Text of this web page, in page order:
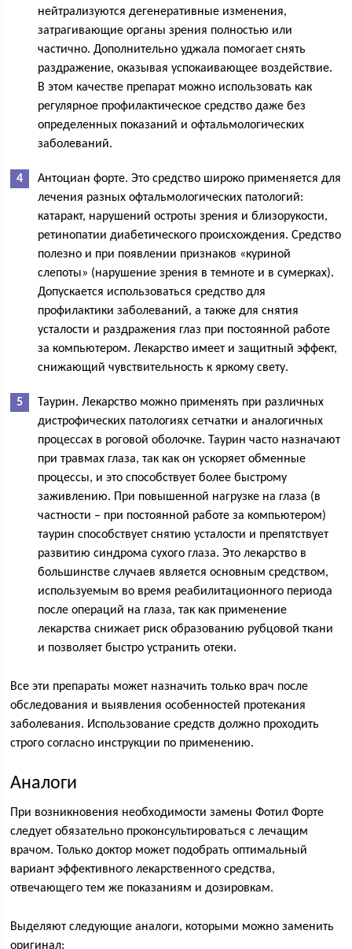
нейтрализуются дегенеративные изменения,
затрагивающие органы зрения полностью или
частично. Дополнительно уджала помогает снять
раздражение, оказывая успокаивающее воздействие.
В этом качестве препарат можно использовать как
регулярное профилактическое средство даже без
определенных показаний и офтальмологических
заболеваний.
Антоциан форте. Это средство широко применяется для
лечения разных офтальмологических патологий:
катаракт, нарушений остроты зрения и близорукости,
ретинопатии диабетического происхождения. Средство
полезно и при появлении признаков «куриной
слепоты» (нарушение зрения в темноте и в сумерках).
Допускается использоваться средство для
профилактики заболеваний, а также для снятия
усталости и раздражения глаз при постоянной работе
за компьютером. Лекарство имеет и защитный эффект,
снижающий чувствительность к яркому свету.
Таурин. Лекарство можно применять при различных
дистрофических патологиях сетчатки и аналогичных
процессах в роговой оболочке. Таурин часто назначают
при травмах глаза, так как он ускоряет обменные
процессы, и это способствует более быстрому
заживлению. При повышенной нагрузке на глаза (в
частности – при постоянной работе за компьютером)
таурин способствует снятию усталости и препятствует
развитию синдрома сухого глаза. Это лекарство в
большинстве случаев является основным средством,
используемым во время реабилитационного периода
после операций на глаза, так как применение
лекарства снижает риск образованию рубцовой ткани
и позволяет быстро устранить отеки.
Все эти препараты может назначить только врач после
обследования и выявления особенностей протекания
заболевания. Использование средств должно проходить
строго согласно инструкции по применению.
Аналоги
При возникновения необходимости замены Фотил Форте
следует обязательно проконсультироваться с лечащим
врачом. Только доктор может подобрать оптимальный
вариант эффективного лекарственного средства,
отвечающего тем же показаниям и дозировкам.
Выделяют следующие аналоги, которыми можно заменить
оригинал: